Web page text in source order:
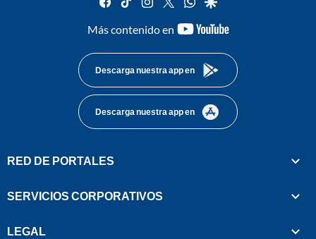
Más contenido en
youtube-
Descarga nuestra app en
Descarga nuestra app en
RED DE PORTALES
SERVICIOS CORPORATIVOS
LEGAL